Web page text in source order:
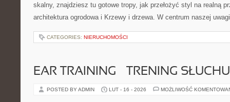
skalny, znajdziesz tu gotowe tropy, jak przełożyć styl na realną
architektura ogrodowa i Krzewy i drzewa. W centrum naszej
CATEGORIES: NIERUCHOMOŚCI
EAR TRAINING – TRENING SŁUCHU
POSTED BY ADMIN LUT - 16 - 2026 MOŻLIWOŚĆ